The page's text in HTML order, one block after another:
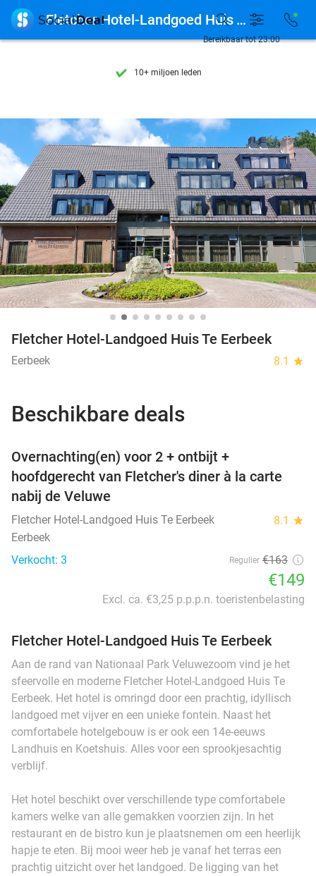
7 dagen per week beschikbaar
7 dagen per week beschikbaar
10+ miljoen leden
Bereikbaar tot 23:00
 Fletcher Hotel-Landgoed Huis Te Eerbeek
Fletcher Hotel-Landgoed Huis Te Eerbeek
Eerbeek 8.1 star
Beschikbare deals
Overnachting(en) voor 2 + ontbijt +
hoofdgerecht van Fletcher's diner à la carte
nabij de Veluwe
Fletcher Hotel-Landgoed Huis Te Eerbeek 8.1 star
Eerbeek
Verkocht: 3
Regulier €163
€149
Excl. ca. €3,25 p.p.p.n. toeristenbelasting
Fletcher Hotel-Landgoed Huis Te Eerbeek
Aan de rand van Nationaal Park Veluwezoom vind je het
sfeervolle en moderne Fletcher Hotel-Landgoed Huis Te
Eerbeek. Het hotel is omringd door een prachtig, idyllisch
landgoed met vijver en een unieke fontein. Naast het
comfortabele hotelgebouw is er ook een 14e-eeuws
Landhuis en Koetshuis. Alles voor een sprookjesachtig
verblijf.
Het hotel beschikt over verschillende type comfortabele
kamers welke van alle gemakken voorzien zijn. In het
restaurant en de bistro kun je plaatsnemen om een heerlijk
hapje te eten. Bij mooi weer heb je vanaf het terras een
prachtig uitzicht over het landgoed. De ligging van het